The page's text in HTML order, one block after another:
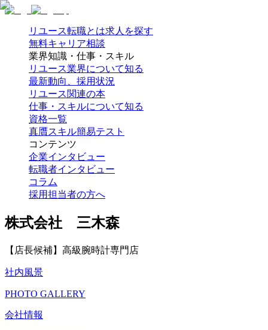
リユース転職とは求人を探す
無料キャリア相談
業界知識・仕事・スキル
リユース業界について知る
最新動向、採用状況
リユース関連の本
仕事・スキルについて知る
資格一覧
真贋スキル簡易テスト
コンテンツ
企業インタビュー
転職者インタビュー
コラム
採用担当者の方へ
株式会社 三木森
【店長候補】高級腕時計専門店
社内風景
PHOTO GALLERY
会社情報